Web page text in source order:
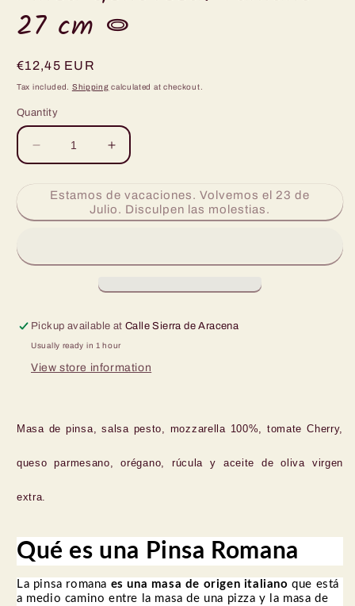
27 cm ⭖
Regular
price
€12,45 EUR
Tax included. Shipping calculated at checkout.
Quantity
Decrease
quantity
Pinsa
Genovesa.
cm
Increase
quantity
Pinsa
Genovesa.
cm
⭖
Estamos de vacaciones. Volvemos el 23 de
Julio. Disculpen las molestias.
Pickup available atCalle Sierra de Aracena
Usually ready in 1 hour
View store information
Masa de pinsa, salsa pesto, mozzarella 100%, tomate Cherry,
queso parmesano, orégano, rúcula y aceite de oliva virgen
extra.
Qué es una Pinsa Romana
La pinsa romana es una masa de origen italiano que está
a medio camino entre la masa de una pizza y la masa de